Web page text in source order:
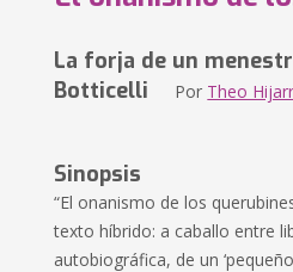
La forja de un
Botticelli Por Theo
Sinopsis
“El onanismo de los
texto híbrido: a caballo entre
autobiográfica, de un